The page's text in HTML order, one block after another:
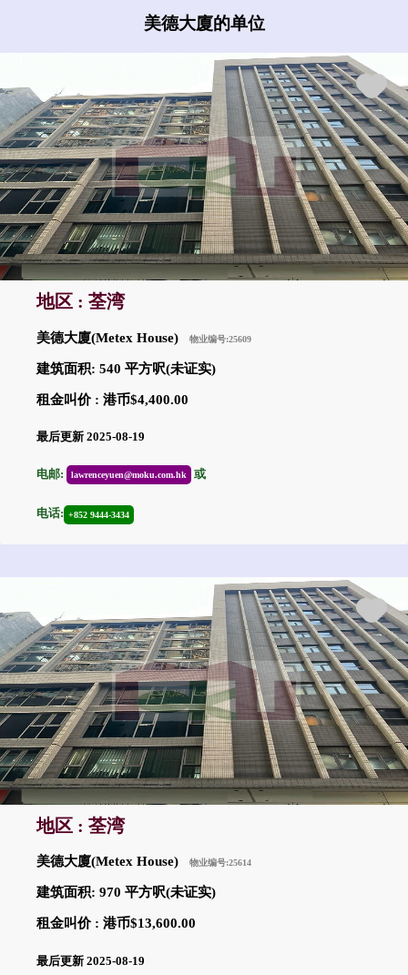
美德大廈的单位
地区 : 荃湾
美德大廈(Metex House) 物业编号:25609
建筑面积: 540 平方呎(未证实)
租金叫价 : 港币$4,400.00
最后更新 2025-08-19
电邮: lawrenceyuen@moku.com.hk 或
电话: +852 9444-3434
地区 : 荃湾
美德大廈(Metex House) 物业编号:25614
建筑面积: 970 平方呎(未证实)
租金叫价 : 港币$13,600.00
最后更新 2025-08-19